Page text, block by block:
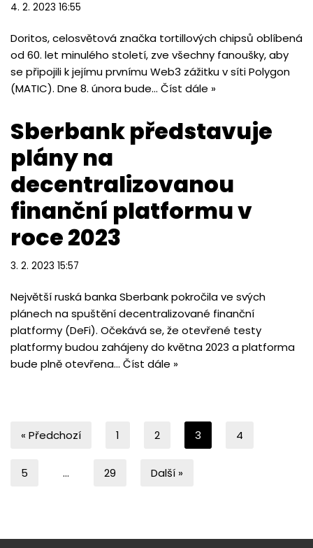
4. 2. 2023 16:55
Doritos, celosvětová značka tortillových chipsů oblíbená
od 60. let minulého století, zve všechny fanoušky, aby
se připojili k jejímu prvnímu Web3 zážitku v síti Polygon
(MATIC). Dne 8. února bude… Číst dále »
Sberbank představuje
plány na
decentralizovanou
finanční platformu v
roce 2023
3. 2. 2023 15:57
Největší ruská banka Sberbank pokročila ve svých
plánech na spuštění decentralizované finanční
platformy (DeFi). Očekává se, že otevřené testy
platformy budou zahájeny do května 2023 a platforma
bude plně otevřena… Číst dále »
« Předchozí 1 2 3 4
5 … 29 Další »